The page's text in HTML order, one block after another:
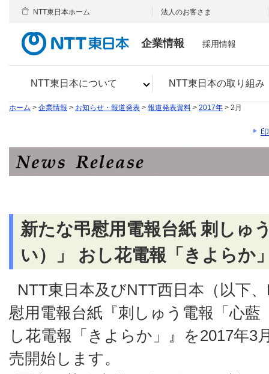
企業情報
NTT東日本について NTT東日本の取り組み
NTT東日本ホーム 法人のお客さま
採用情報
ホーム > 企業情報 > お知らせ・報道発表 > 報道発表資料 > 2017年 > 2月
新たな弔慰用電報台紙 刺しゅ
い）」 おし花電報「きよらか
NTT東日本及びNTT西日本（以下
慰用電報台紙『刺しゅう電報「心藍
し花電報「きよらか」』を2017年3
売開始します。